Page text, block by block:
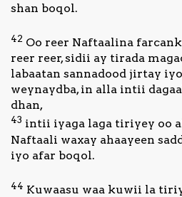
shan boqol.
42 Oo reer Naftaalina
reer reer, sidii ay tirada
labaatan sannadood jirtay
weynaydba, in alla intii
dhan,
43 intii iyaga laga tiriyey oo
Naftaali waxay ahaayeen
iyo afar boqol.
44 Kuwaasu waa kuwii la